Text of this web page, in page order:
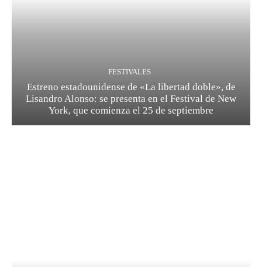
FESTIVALES
Estreno estadounidense de «La libertad doble», de
Lisandro Alonso: se presenta en el Festival de New
York, que comienza el 25 de septiembre